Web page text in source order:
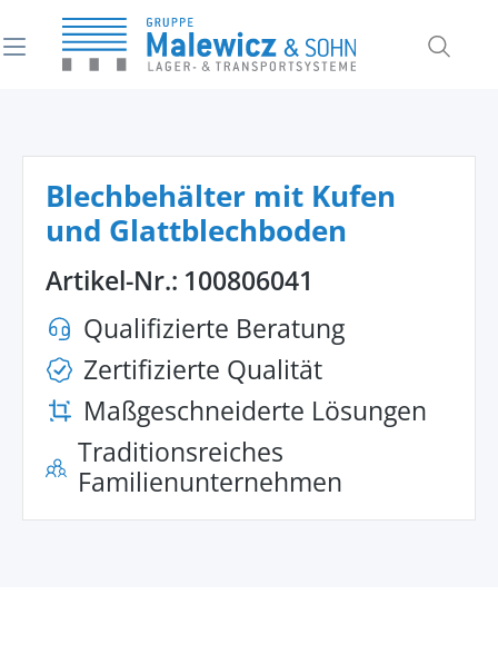
springen
Blechbehälter mit Kufen
und Glattblechboden
Artikel-Nr.: 100806041
Qualifizierte Beratung
Zertifizierte Qualität
Maßgeschneiderte Lösungen
Traditionsreiches
Familienunternehmen